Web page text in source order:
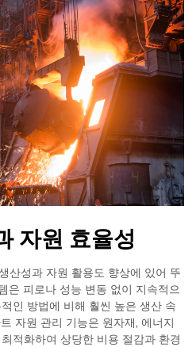
자원 효율성
산성과 자원 활용도 향상에 있어 뚜
은 피로나 성능 변동 없이 지속적으
인 방법에 비해 훨씬 높은 생산 속
자원 관리 기능은 원자재, 에너지
적화하여 상당한 비용 절감과 환경